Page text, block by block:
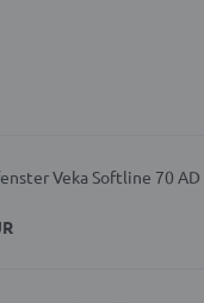
Veka Softline 70 AD